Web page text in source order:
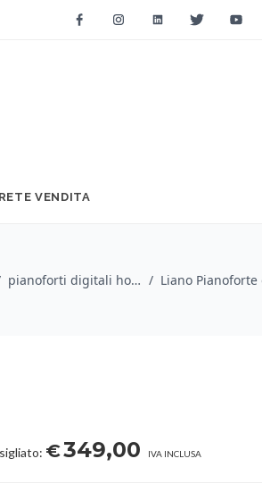
FacebookInstagramLinkedinTwitter
VENDITA
pianoforti digitali home / Korg /
€349,00 IVA INCLUSA